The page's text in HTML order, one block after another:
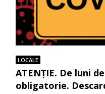
LOCALE
ATENȚIE. De luni
obligatorie.